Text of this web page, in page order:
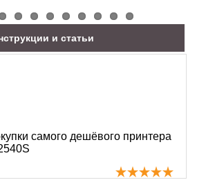
и статьи
самого дешёвого принтера